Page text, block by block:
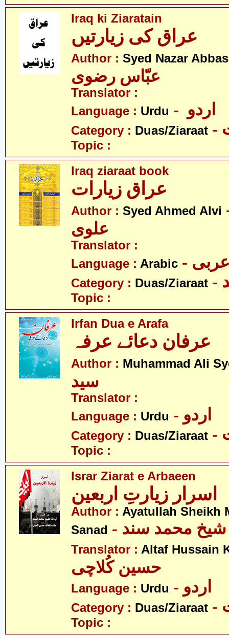
Iraq ki Ziaratain
Author : Syed Nazar
عبّاس رضوی
Translator :
Language : Urdu
Category : Duas/Ziaraat
Topic :
Iraq ziaraat book
عراق زیارات
Author : Syed Ahmed Alvi
علوی
Translator :
Language : Arabic عربی
Category : Duas/Ziaraat
Topic :
Irfan Dua e Arafa
عرفان دعائے عرفہ
Author : Muhammad Ali
سید
Translator :
Language : Urdu - اردو
Category : Duas/Ziaraat
Topic :
Israr Ziarat e Arbaeen
اسرار زیارتِ اربعین
Author : Ayatullah Sheikh
Sanad
شیخ محمد سند
Translator : Altaf Hussain
حسین کُلاچی
Language : Urdu - اردو
Category : Duas/Ziaraat
Topic :